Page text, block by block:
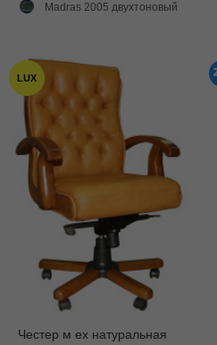
Madras 2005 двухтоновый глянец
LUX
Честер м ех натуральная